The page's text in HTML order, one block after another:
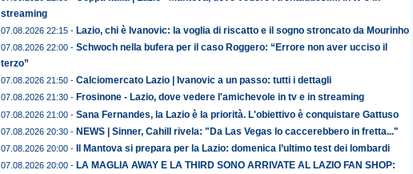
streaming
07.08.2026 22:15 - Lazio, chi è Ivanovic: la voglia di riscatto e il sogno stroncato da Mourinho
07.08.2026 22:00 - Schwoch nella bufera per il caso Roggero: “Errore non aver ucciso il
terzo”
07.08.2026 21:50 - Calciomercato Lazio | Ivanovic a un passo: tutti i dettagli
07.08.2026 21:30 - Frosinone - Lazio, dove vedere l'amichevole in tv e in streaming
07.08.2026 21:00 - Sana Fernandes, la Lazio è la priorità. L'obiettivo è conquistare Gattuso
07.08.2026 20:30 - NEWS | Sinner, Cahill rivela: "Da Las Vegas lo caccerebbero in fretta..."
07.08.2026 20:00 - Il Mantova si prepara per la Lazio: domenica l’ultimo test dei lombardi
07.08.2026 20:00 - LA MAGLIA AWAY E LA THIRD SONO ARRIVATE AL LAZIO FAN SHOP: